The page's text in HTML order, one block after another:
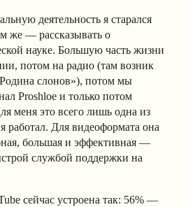
деятельность я старался
же — рассказывать о
науке. Большую часть жизни
потом на радио (там возник
слонов»), потом мы
Proshloe и только потом
меня это всего лишь одна из
работал. Для видеоформата она
большая и эффективная —
службой поддержки на
сейчас устроена так: 56% —